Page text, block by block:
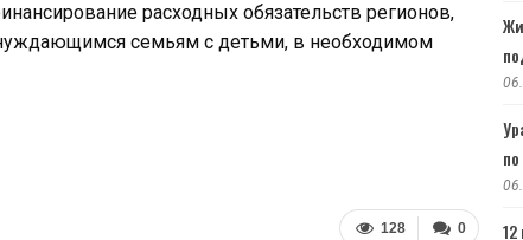
расходных обязательств регионов,
семьям с детьми, в необходимом
0
128